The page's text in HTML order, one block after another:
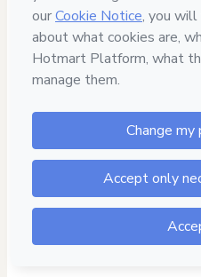
Was your information autofill
By clicking 'Buy Now' I declare
Marketingand has no
control over it; (ii) agree to
authorized and accompanied
Learn more about your
Hotmart ©2026- All rights
2026-08-06T10:23:15.959Z REF.